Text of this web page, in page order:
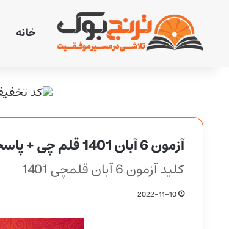
خانه
آزمون 6 آبان 1401 قلم چی + پاسخنامه
کلید آزمون 6 آبان قلمچی 1401
2022-11-10